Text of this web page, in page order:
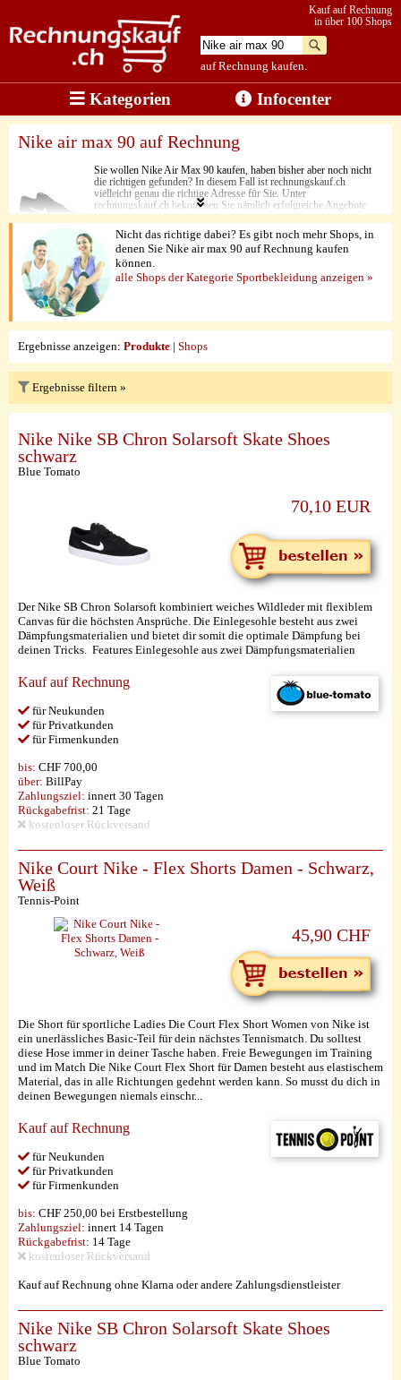
auf Rechnung kaufen.
Kauf auf Rechnung
in über 100 Shops
Kategorien Infocenter
Nike air max 90 auf Rechnung
Sie wollen Nike Air Max 90 kaufen, haben bisher aber noch nicht
die richtigen gefunden? In diesem Fall ist rechnungskauf.ch
vielleicht genau die richtige Adresse für Sie. Unter
rechnungskauf.ch bekommen Sie nämlich erfolgreiche Angebote
von verschiedensten Online-Shops aufgelistet. Hier besticht neben
der Qualität der Produkte vor allem der günstige Preis. Ein weiteres
Feature, das Sie bei den Nike Air Max 90 geboten bekommen, ist
die Flexibilität. Hier genießen Sie jederzeit vollen Laufkomfort. Hier
wissen Sie, dass verschiedenen Funktionen, Features und
Herstellungsqualität all ihren Anforderungen genügen. Dabei
können Sie sogar ganz bequem auf Rechnung bezahlen.
Nicht das richtige dabei? Es gibt noch mehr Shops, in
denen Sie Nike air max 90 auf Rechnung kaufen
können.
alle Shops der Kategorie Sportbekleidung anzeigen »
Ergebnisse anzeigen: Produkte | Shops
Ergebnisse filtern »
Nike Nike SB Chron Solarsoft Skate Shoes
schwarz
Blue Tomato
70,10 EUR
Der Nike SB Chron Solarsoft kombiniert weiches Wildleder mit flexiblem
Canvas für die höchsten Ansprüche. Die Einlegesohle besteht aus zwei
Dämpfungsmaterialien und bietet dir somit die optimale Dämpfung bei
deinen Tricks. Features Einlegesohle aus zwei Dämpfungsmaterialien
Kauf auf Rechnung
für Neukunden
für Privatkunden
für Firmenkunden
bis: CHF 700,00
über: BillPay
Zahlungsziel: innert 30 Tagen
Rückgabefrist: 21 Tage
kostenloser Rückversand
Nike Court Nike - Flex Shorts Damen - Schwarz,
Weiß
Tennis-Point
45,90 CHF
Die Short für sportliche Ladies Die Court Flex Short Women von Nike ist
ein unerlässliches Basic-Teil für dein nächstes Tennismatch. Du solltest
diese Hose immer in deiner Tasche haben. Freie Bewegungen im Training
und im Match Die Nike Court Flex Short für Damen besteht aus elastischem
Material, das in alle Richtungen gedehnt werden kann. So musst du dich in
deinen Bewegungen niemals einschr...
Kauf auf Rechnung
für Neukunden
für Privatkunden
für Firmenkunden
bis: CHF 250,00 bei Erstbestellung
Zahlungsziel: innert 14 Tagen
Rückgabefrist: 14 Tage
kostenloser Rückversand
Kauf auf Rechnung ohne Klarna oder andere Zahlungsdienstleister
Nike Nike SB Chron Solarsoft Skate Shoes
schwarz
Blue Tomato